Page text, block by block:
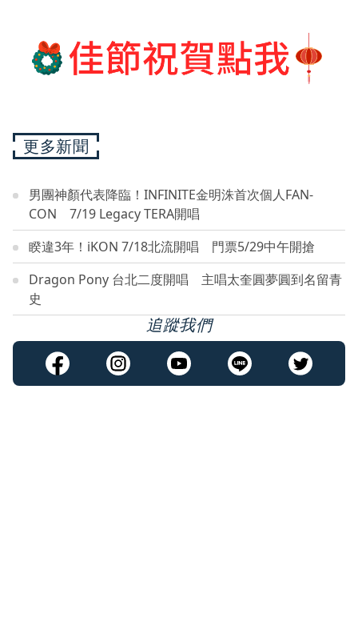
更多新聞
男團神顏代表降臨！INFINITE金明洙首次個人FAN-
CON 7/19 Legacy TERA開唱
睽違3年！iKON 7/18北流開唱 門票5/29中午開搶
Dragon Pony 台北二度開唱 主唱太奎圓夢圓到名留青
史
追蹤我們